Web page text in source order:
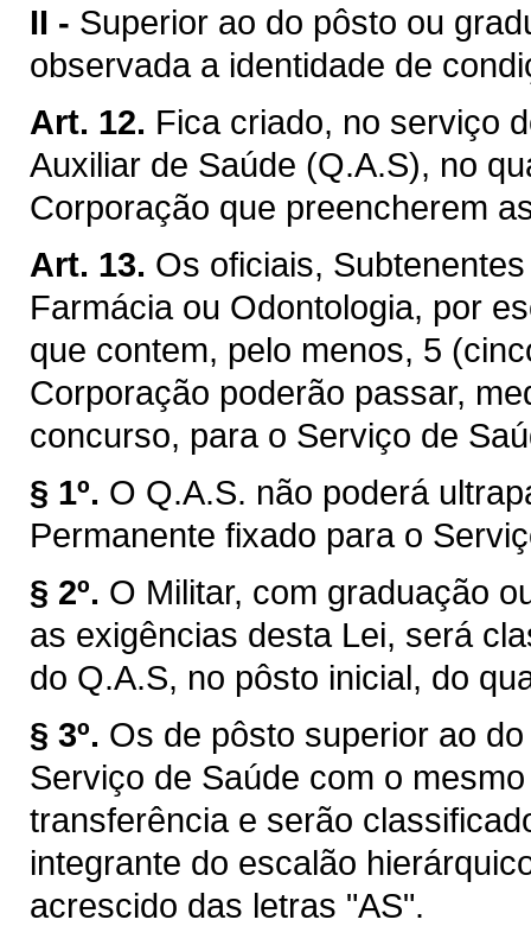
II - Superior ao do pôsto ou
observada a identidade de
Art. 12. Fica criado, no serviço
Auxiliar de Saúde (Q.A.S), no
Corporação que preencherem
Art. 13. Os oficiais,
Farmácia ou Odontologia, por
que contem, pelo menos, 5
Corporação poderão passar,
concurso, para o Serviço de
§ 1º. O Q.A.S. não poderá
Permanente fixado para o
§ 2º. O Militar, com graduação
as exigências desta Lei, será
do Q.A.S, no pôsto inicial, do
§ 3º. Os de pôsto superior ao
Serviço de Saúde com o
transferência e serão
integrante do escalão
acrescido das letras "AS".